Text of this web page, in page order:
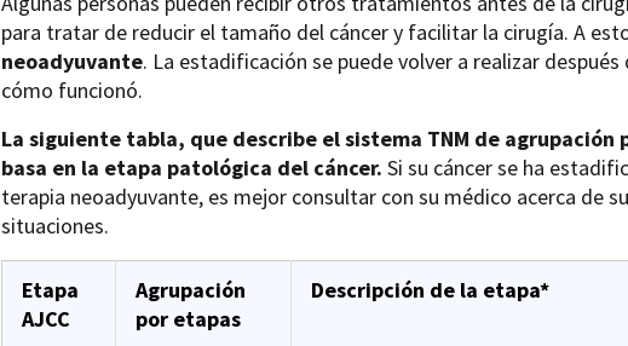
para tratar de reducir el tamaño del cáncer y facilitar la cirugía. A
neoadyuvante. La estadificación se puede volver a realizar
cómo funcionó.
La siguiente tabla, que describe el sistema TNM de agrupación
basa en la etapa patológica del cáncer. Si su cáncer se ha
terapia neoadyuvante, es mejor consultar con su médico acerca de
situaciones.
Etapa
AJCC
Agrupación
por etapas
Descripción de la etapa*